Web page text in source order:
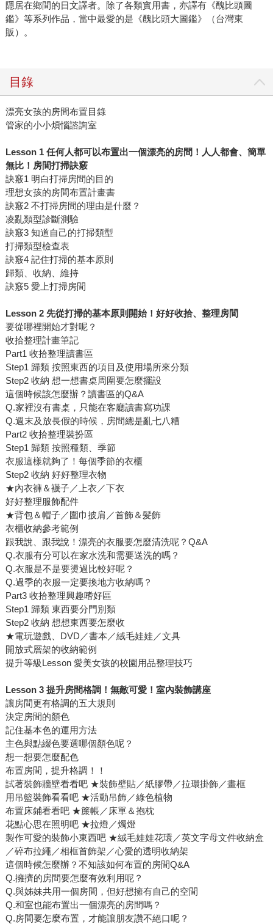
隱居在鄉間的日文譯者。除了各類實用書，亦譯有《醜比頭圖
鑑》等系列作品，當中最愛的是《醜比頭大圖鑑》（台灣東
販）。
目錄
漂亮女孩的房間布置目錄
管家的小小煩惱諮詢室
Lesson 1 任何人都可以布置出一個漂亮的房間！人人都會、簡單
無比！房間打掃訣竅
訣竅1 明白打掃房間的目的
理想女孩的房間布置計畫書
訣竅2 不打掃房間的理由是什麼？
凌亂類型診斷測驗
訣竅3 知道自己的打掃類型
打掃類型檢查表
訣竅4 記住打掃的基本原則
歸類、收納、維持
訣竅5 愛上打掃房間
Lesson 2 先從打掃的基本原則開始！好好收拾、整理房間
要從哪裡開始才對呢？
收拾整理計畫筆記
Part1 收拾整理讀書區
Step1 歸類 按照東西的項目及使用場所來分類
Step2 收納 想一想書桌周圍要怎麼擺設
這個時候該怎麼辦？讀書區的Q&A
Q.家裡沒有書桌，只能在客廳讀書寫功課
Q.週末及放長假的時候，房間總是亂七八糟
Part2 收拾整理裝扮區
Step1 歸類 按照種類、季節
衣服這樣就夠了！每個季節的衣櫃
Step2 收納 好好整理衣物
★內衣褲＆襪子／上衣／下衣
好好整理服飾配件
★背包＆帽子／圍巾披肩／首飾＆髪飾
衣櫃收納參考範例
跟我說、跟我說！漂亮的衣服要怎麼清洗呢？Q&A
Q.衣服有分可以在家水洗和需要送洗的嗎？
Q.衣服是不是要燙過比較好呢？
Q.過季的衣服一定要換地方收納嗎？
Part3 收拾整理興趣嗜好區
Step1 歸類 東西要分門別類
Step2 收納 想想東西要怎麼收
★電玩遊戲、DVD／書本／絨毛娃娃／文具
開放式層架的收納範例
提升等級Lesson 愛美女孩的校園用品整理技巧
Lesson 3 提升房間格調！無敵可愛！室內裝飾講座
讓房間更有格調的五大規則
決定房間的顏色
記住基本色的運用方法
主色與點綴色要選哪個顏色呢？
想一想要怎麼配色
布置房間，提升格調！！
試著裝飾牆壁看看吧 ★裝飾壁貼／紙膠帶／拉環掛飾／畫框
用吊籃裝飾看看吧 ★活動吊飾／綠色植物
布置床鋪看看吧 ★簾帳／床單＆抱枕
花點心思在照明吧 ★拉燈／燭燈
製作可愛的裝飾小東西吧 ★絨毛娃娃花環／英文字母文件收納盒
／碎布拉繩／相框首飾架／心愛的透明收納架
這個時候怎麼辦？不知該如何布置的房間Q&A
Q.擁擠的房間要怎麼有效利用呢？
Q.與姊妹共用一個房間，但好想擁有自己的空間
Q.和室也能布置出一個漂亮的房間嗎？
Q.房間要怎麼布置，才能讓朋友讚不絕口呢？